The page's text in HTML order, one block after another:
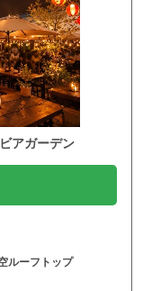
アガーデン
ルーフトップ